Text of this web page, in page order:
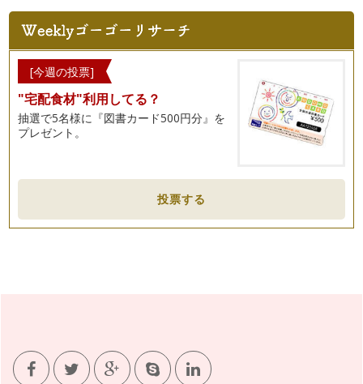
ナチュラルハーブで歓送迎シーズンを乗り切る
3月、4月は出会いと別れの季節。 歓送迎会も多く、…
花粉の時期を乗り切る３種のおすすめアロマ
そろそろ暖かい日も増え、少しずつ春の装いの方をみかける
よう…
本格的な花粉シーズンが始まる前にハーブでできること
あと１週間もすれば『啓蟄』。そろそろ春の到来を感じる頃で
髪の健康をアロマでサポート
２月も半ばになり、少しあたたかい日も…
バレンタインを香りで演出
寒い季節におうちでできるお肌ケアと風邪予防
１２月は楽しい行事が盛りだくさん！ おいしいお食事やお酒
[今週の投票]
"宅配食材"利用してる？
抽選で5名様に『図書カード500円分』を
プレゼント。
投票する